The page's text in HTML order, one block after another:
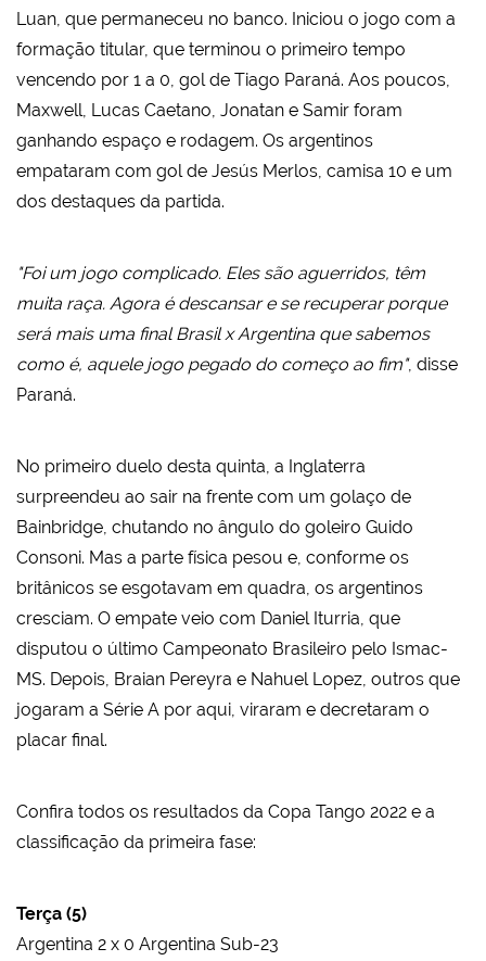
Luan, que permaneceu no banco. Iniciou o jogo com a
formação titular, que terminou o primeiro tempo
vencendo por 1 a 0, gol de Tiago Paraná. Aos poucos,
Maxwell, Lucas Caetano, Jonatan e Samir foram
ganhando espaço e rodagem. Os argentinos
empataram com gol de Jesús Merlos, camisa 10 e um
dos destaques da partida.
"Foi um jogo complicado. Eles são aguerridos, têm
muita raça. Agora é descansar e se recuperar porque
será mais uma final Brasil x Argentina que sabemos
como é, aquele jogo pegado do começo ao fim", disse
Paraná.
No primeiro duelo desta quinta, a Inglaterra
surpreendeu ao sair na frente com um golaço de
Bainbridge, chutando no ângulo do goleiro Guido
Consoni. Mas a parte física pesou e, conforme os
britânicos se esgotavam em quadra, os argentinos
cresciam. O empate veio com Daniel Iturria, que
disputou o último Campeonato Brasileiro pelo Ismac-
MS. Depois, Braian Pereyra e Nahuel Lopez, outros que
jogaram a Série A por aqui, viraram e decretaram o
placar final.
Confira todos os resultados da Copa Tango 2022 e a
classificação da primeira fase:
Terça (5)
Argentina 2 x 0 Argentina Sub-23